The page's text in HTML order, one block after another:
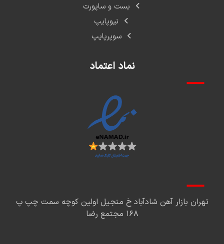
بست و ساپورت
نیوپایپ
سوپرپایپ
نماد اعتماد
تهران بازار آهن شادآباد خ منجیل اولین کوچه سمت چپ پ
۱۶۸ مجتمع رضا